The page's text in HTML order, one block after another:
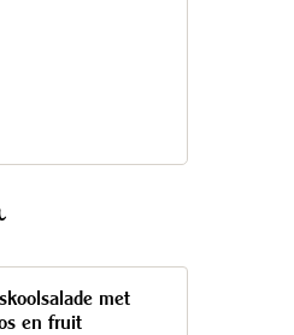
met
en fruit